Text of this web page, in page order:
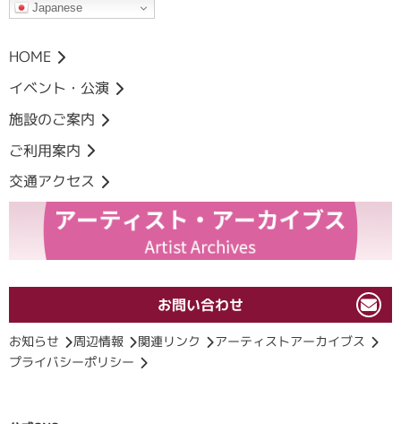
Japanese
HOME
イベント・公演
施設のご案内
ご利用案内
交通アクセス
お問い合わせ
お知らせ 周辺情報 関連リンク
アーティストアーカイブス
プライバシーポリシー